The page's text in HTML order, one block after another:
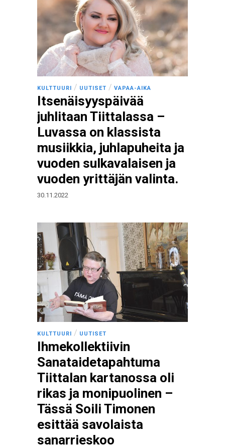
KULTTUURI / UUTISET / VAPAA-AIKA
Itsenäisyyspäivää
juhlitaan Tiittalassa –
Luvassa on klassista
musiikkia, juhlapuheita ja
vuoden sulkavalaisen ja
vuoden yrittäjän valinta.
30.11.2022
KULTTUURI / UUTISET
Ihmekollektiivin
Sanataidetapahtuma
Tiittalan kartanossa oli
rikas ja monipuolinen –
Tässä Soili Timonen
esittää savolaista
sanarrieskoo